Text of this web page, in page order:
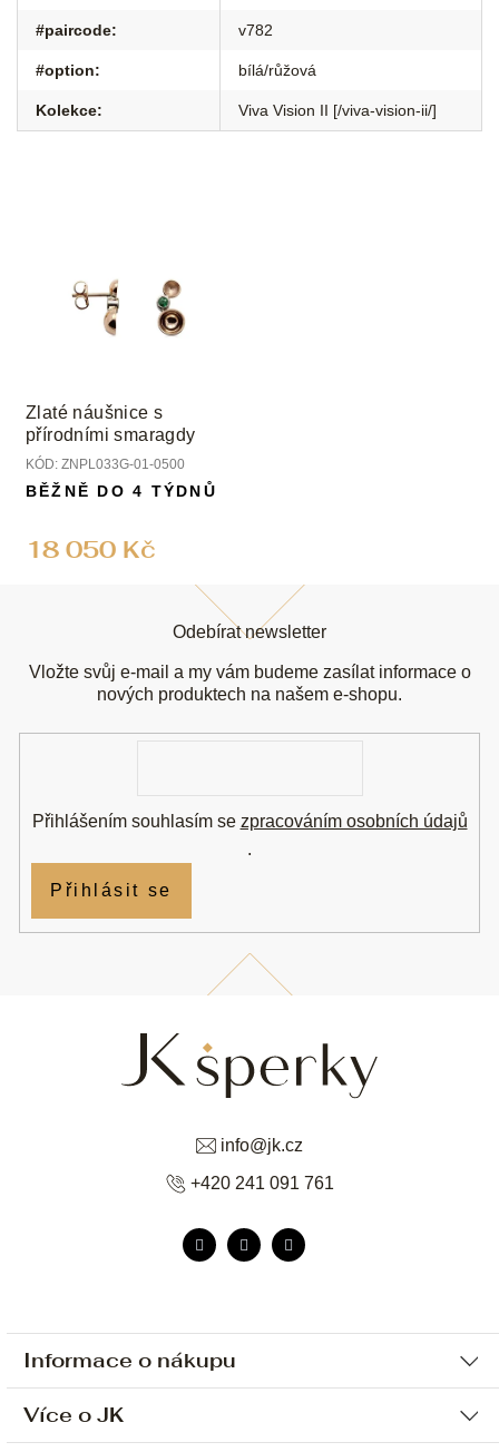
#paircode: v782
#option: bílá/růžová
Kolekce: Viva Vision II [/viva-vision-ii/]
Zlaté náušnice s
přírodními smaragdy
KÓD: ZNPL033G-01-0500
18 050 Kč
BĚŽNĚ DO 4 TÝDNŮ
Informace o nákupu
Ochrana osobních údajů
Více o JK
info@jk.cz
+420 241 091 761
Odebírat newsletter
Vložte svůj e-mail a my vám budeme zasílat informace o
nových produktech na našem e-shopu.
Přihlášením souhlasím se zpracováním osobních údajů
.
Přihlásit se